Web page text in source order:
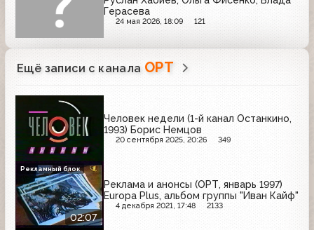
Герасева
24 мая 2026, 18:09 121
Ещё записи с канала ОРТ
Человек недели (1-й канал Останкино,
1993) Борис Немцов
20 сентября 2025, 20:26 349
02:07
Реклама и анонсы (ОРТ, январь 1997)
Europa Plus, альбом группы "Иван Кайф"
4 декабря 2021, 17:48 2133
Рекламный блок